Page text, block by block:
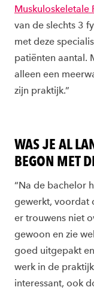
Muskuloskeletale
van de slechts 3
met deze
patiënten aantal.
alleen een
zijn praktijk.”
WAS JE AL
BEGON MET
“Na de bachelor
gewerkt, voordat
er trouwens niet
gewoon en zie
goed uitgepakt
werk in de
interessant, ook